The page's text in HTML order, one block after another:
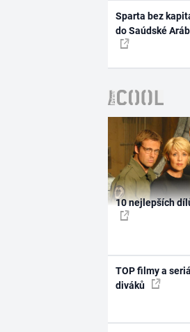
Sparta bez
do Saúdské
10 nejlepších
TOP filmy a
diváků